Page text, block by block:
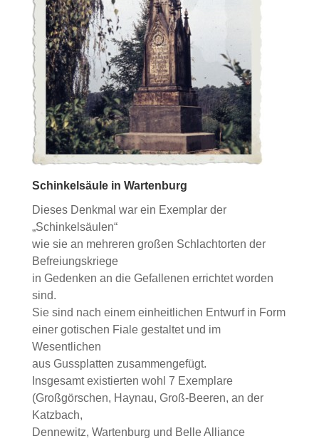
Schinkelsäule in Wartenburg
Dieses Denkmal war ein Exemplar der
„Schinkelsäulen“
wie sie an mehreren großen Schlachtorten der
Befreiungskriege
in Gedenken an die Gefallenen errichtet worden
sind.
Sie sind nach einem einheitlichen Entwurf in Form
einer gotischen Fiale gestaltet und im
Wesentlichen
aus Gussplatten zusammengefügt.
Insgesamt existierten wohl 7 Exemplare
(Großgörschen, Haynau, Groß-Beeren, an der
Katzbach,
Dennewitz, Wartenburg und Belle Alliance